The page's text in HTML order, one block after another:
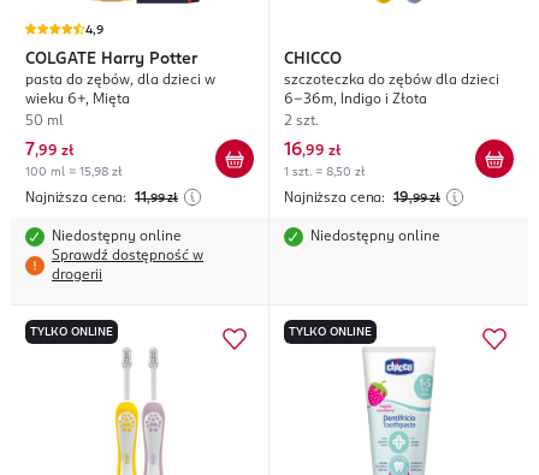
4,9
COLGATE Harry Potter
pasta do zębów, dla dzieci w
wieku 6+, Mięta
50 ml
7,99 zł
100 ml = 15,98 zł
Najniższa cena: 11,99 zł
Niedostępny online
Sprawdź dostępność w
drogerii
CHICCO
szczoteczka do zębów dla dzieci
6-36m, Indigo i Złota
2 szt.
16,99 zł
1 szt. = 8,50 zł
Najniższa cena: 19,99 zł
Niedostępny online
TYLKO ONLINE TYLKO ONLINE